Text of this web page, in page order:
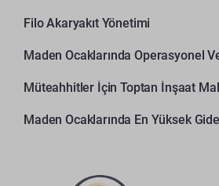
Filo Akaryakıt Yönetimi